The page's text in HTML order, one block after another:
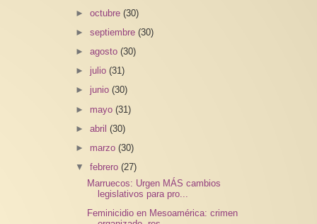
►octubre(30)
►septiembre(30)
►agosto(30)
► julio(31)
► junio(30)
► mayo(31)
►abril(30)
► marzo(30)
▼febrero(27)
Marruecos: Urgen MÁS cambios
legislativos para pro...
Feminicidio en Mesoamérica: crimen